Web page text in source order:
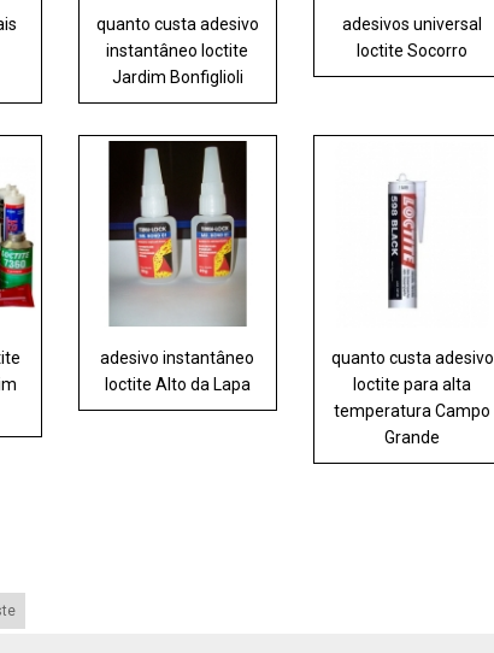
quanto custa adesivo
instantâneo loctite
Jardim Bonfiglioli
adesivos universal
loctite Socorro
adesivo instantâneo
loctite Alto da Lapa
quanto custa adesivo
loctite para alta
temperatura Campo
Grande